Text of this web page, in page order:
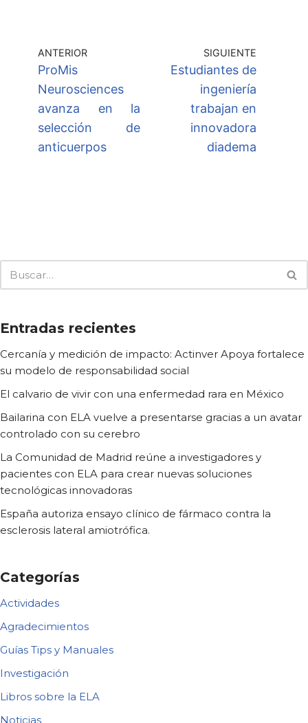
ANTERIOR
ProMis
Neurosciences
avanza en la
selección de
anticuerpos
SIGUIENTE
Estudiantes de
ingeniería
trabajan en
innovadora
diadema
Entradas recientes
Cercanía y medición de impacto: Actinver Apoya fortalece
su modelo de responsabilidad social
El calvario de vivir con una enfermedad rara en México
Bailarina con ELA vuelve a presentarse gracias a un avatar
controlado con su cerebro
La Comunidad de Madrid reúne a investigadores y
pacientes con ELA para crear nuevas soluciones
tecnológicas innovadoras
España autoriza ensayo clínico de fármaco contra la
esclerosis lateral amiotrófica.
Categorías
Actividades
Agradecimientos
Guías Tips y Manuales
Investigación
Libros sobre la ELA
Noticias